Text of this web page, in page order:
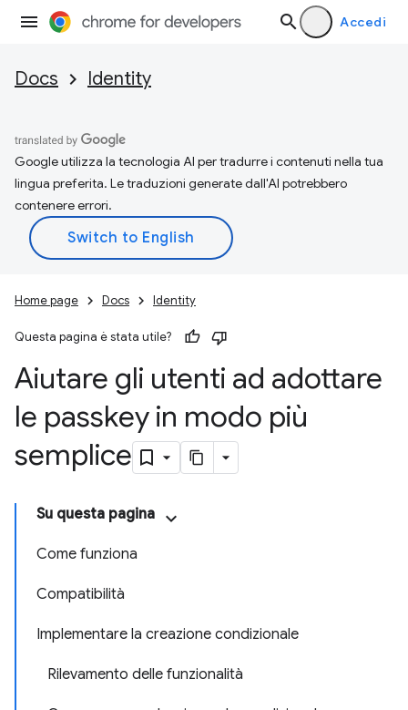
Accedi
Docs Identity
Google utilizza la tecnologia AI per tradurre i contenuti nella tua
lingua preferita. Le traduzioni generate dall'AI potrebbero
contenere errori.
Home page Docs Identity
Questa pagina è stata utile?
Aiutare gli utenti ad adottare
le passkey in modo più
semplice
Su questa pagina
Come funziona
Compatibilità
Implementare la creazione condizionale
Rilevamento delle funzionalità